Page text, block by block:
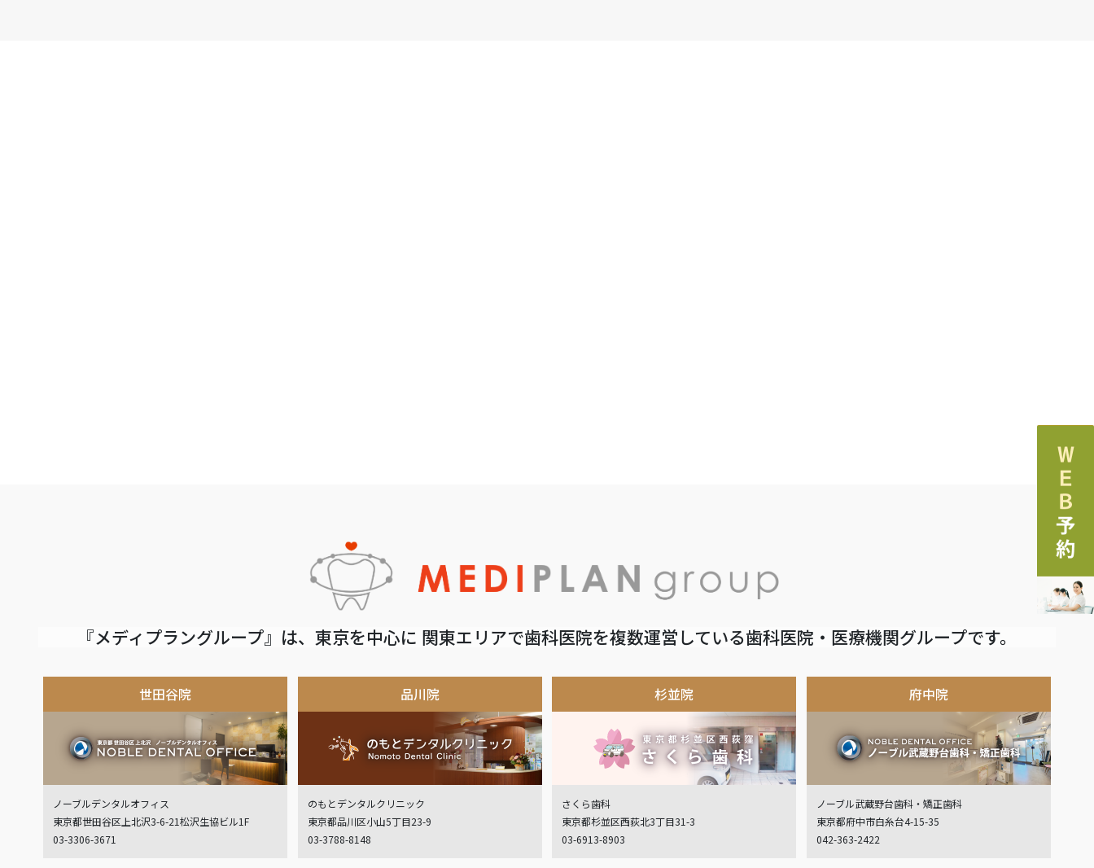
『メディプラングループ』は、東京を中心に 関東エリアで歯科医院を複数運営している歯科医院・医療機関グループです。
世田谷院
ノーブルデンタルオフィス
東京都世田谷区上北沢3-6-21松沢生協ビル1F
03-3306-3671
品川院
のもとデンタルクリニック
東京都品川区小山5丁目23-9
03-3788-8148
杉並院
さくら歯科
東京都杉並区西荻北3丁目31-3
03-6913-8903
府中院
ノーブル武蔵野台歯科・矯正歯科
東京都府中市白糸台4-15-35
042-363-2422